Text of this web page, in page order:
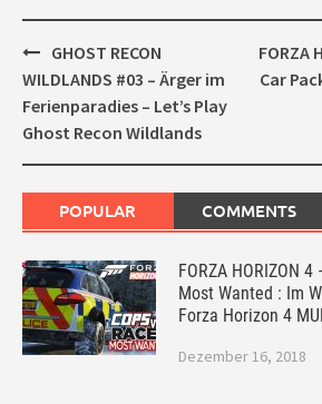
Post
navigation
GHOST RECON
WILDLANDS #03 – Ärger im
Ferienparadies – Let’s Play
Ghost Recon Wildlands
FORZA
Car
POPULAR COMMENTS
FORZA HORIZON 4
Most Wanted : Im
Forza Horizon 4
Dezember 16, 2018